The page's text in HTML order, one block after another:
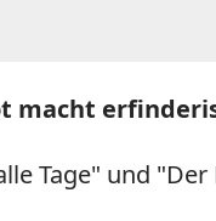
macht
Tage" und